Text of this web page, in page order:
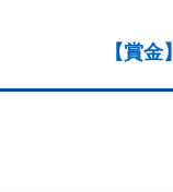
【賞金】